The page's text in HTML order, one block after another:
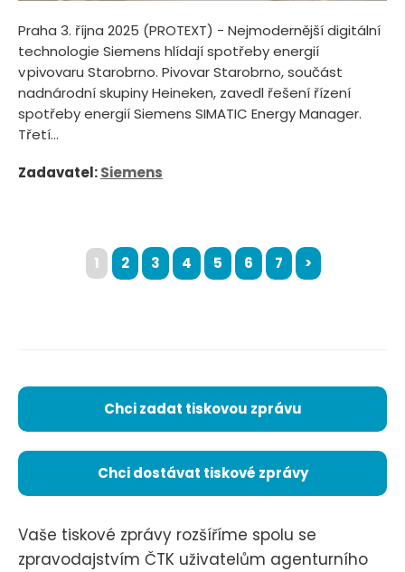
Praha 3. října 2025 (PROTEXT) - Nejmodernější digitální
technologie Siemens hlídají spotřeby energií
v pivovaru Starobrno. Pivovar Starobrno, součást
nadnárodní skupiny Heineken, zavedl řešení řízení
spotřeby energií Siemens SIMATIC Energy Manager.
Třetí...
Zadavatel:Siemens
1 2 3 4 5 6 7 >
Chci zadat tiskovou zprávu
Chci dostávat tiskové zprávy
Vaše tiskové zprávy rozšíříme spolu se
zpravodajstvím ČTK uživatelům agenturního